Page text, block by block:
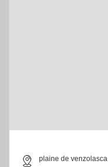
plaine de venzolasca